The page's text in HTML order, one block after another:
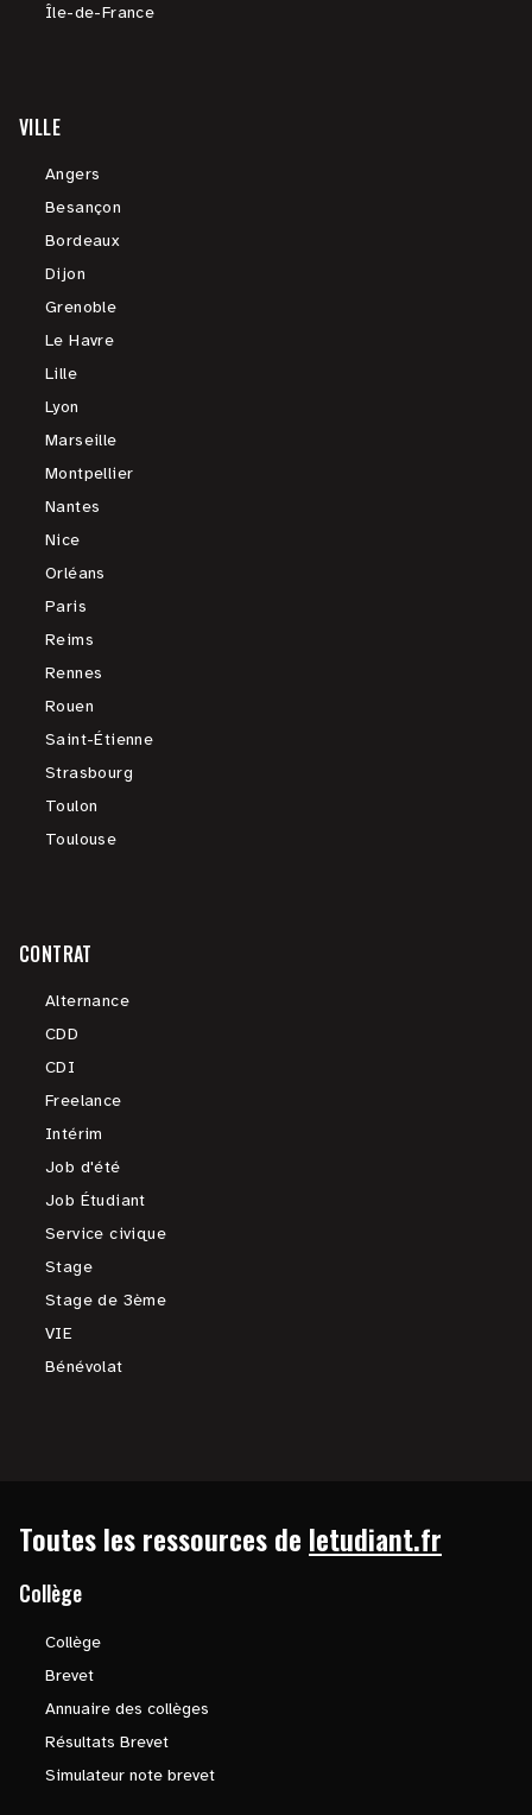
Île-de-France
VILLE
Angers
Besançon
Bordeaux
Dijon
Grenoble
Le Havre
Lille
Lyon
Marseille
Montpellier
Nantes
Nice
Orléans
Paris
Reims
Rennes
Rouen
Saint-Étienne
Strasbourg
Toulon
Toulouse
CONTRAT
Alternance
CDD
CDI
Freelance
Intérim
Job d'été
Job Étudiant
Service civique
Stage
Stage de 3ème
VIE
Bénévolat
Toutes les ressources de letudiant.fr
Collège
Collège
Brevet
Annuaire des collèges
Résultats Brevet
Simulateur note brevet